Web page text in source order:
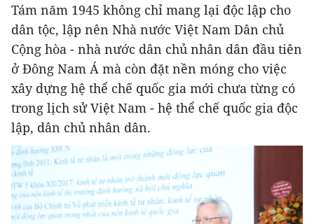
Tám năm 1945 không chỉ mang lại độc lập cho
dân tộc, lập nên Nhà nước Việt Nam Dân chủ
Cộng hòa - nhà nước dân chủ nhân dân đầu tiên
ở Đông Nam Á mà còn đặt nền móng cho việc
xây dựng hệ thể chế quốc gia mới chưa từng có
trong lịch sử Việt Nam - hệ thể chế quốc gia độc
lập, dân chủ nhân dân.